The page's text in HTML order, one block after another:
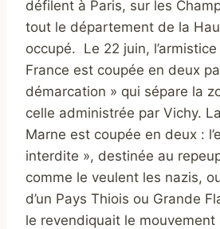
défilent à Paris, sur les
tout le département de la
occupé. Le 22 juin,
France est coupée en deux
démarcation » qui sépare la
celle administrée par Vichy.
Marne est coupée en deux :
interdite », destinée au
comme le veulent les nazis,
d’un Pays Thiois ou Grande
le revendiquait le